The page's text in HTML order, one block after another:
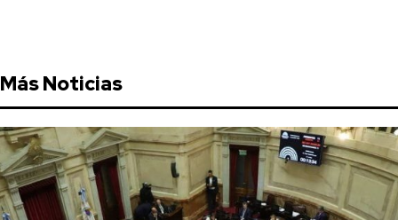
Más Noticias